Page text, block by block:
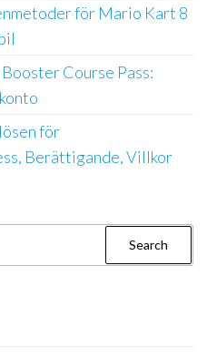
för Mario Kart 8
Course Pass:
för
Berättigande, Villkor